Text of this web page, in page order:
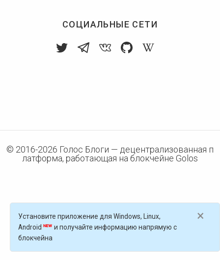
СОЦИАЛЬНЫЕ СЕТИ
© 2016-2026 Голос Блоги — децентрализованная п
латформа, работающая на блокчейне Golos
×
Установите приложение для Windows, Linux,
Android
и получайте информацию напрямую с
блокчейна